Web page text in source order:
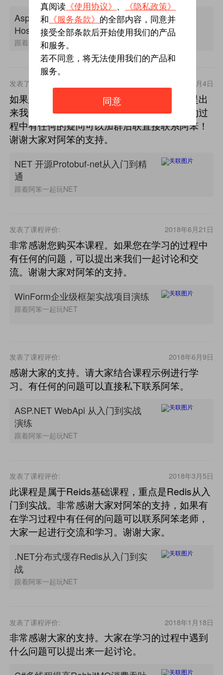
Asp.NET WebAPI OWIN实现Self-
Host
跟着阿笨一起玩NET
发表了课程评价: 2018年8月4日
如果您在学习的过程中有任何的问题，可以提出
来我们一起讨论和交流。或者对课程在学习的过
程中有任何的疑问可以加群后联直接联系阿笨！
谢谢大家对阿笨的支持。
NET 开源Protobuf-net从入门到精
通
跟着阿笨一起玩NET
发表了课程评价: 2018年6月21日
非常感谢您购买本课程。如果您在学习的过程中
有任何的问题，可以提出来我们一起讨论和交
流。谢谢大家对阿笨的支持。
WinForm企业级框架实战项目演练
跟着阿笨一起玩NET
发表了课程评价: 2018年6月9日
感谢大家的支持。请大家结合课程示例进行学
习。有任何的问题可以直接私下联系阿笨。
ASP.NET WebApi 从入门到实战
演练
跟着阿笨一起玩NET
发表了课程评价: 2018年3月5日
此课程是属于Reids基础课程，重点是Redis从入
门到实战。非常感谢大家对阿笨的支持，如果有
在学习过程中有任何的问题可以联系阿笨老师，
大家一起进行交流和学习。谢谢大家。
.NET分布式缓存Redis从入门到实
战
跟着阿笨一起玩NET
发表了课程评价: 2018年1月18日
非常感谢大家的支持。大家在学习的过程中遇到
什么问题可以提出来一起讨论。
真阅读 《使用协议》 、
《隐私政策》
和 《服务条款》 的全部内容，同意并
接受全部条款后开始使用我们的产品
和服务。
若不同意，将无法使用我们的产品和
服务。
同意